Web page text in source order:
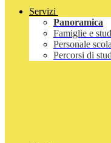
Servizi
Panoramica
Famiglie e
Personale
Percorsi di